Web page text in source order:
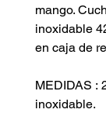
mango.
inoxidable
en caja de
MEDIDAS :
inoxidable.